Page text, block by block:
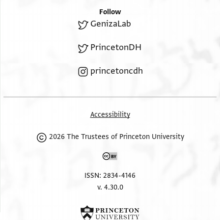
כולה איש מא ראית מן אלרי אעמלה ושלום
אנא אקבל ידיך ואכדמך באגל אלסלאם
Follow
GenizaLab
PrincetonDH
princetoncdh
Accessibility
2026 The Trustees of Princeton University
ISSN: 2834-4146
v. 4.30.0